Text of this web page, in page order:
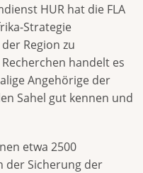
HUR hat die FLA
Strategie
Region zu
handelt es
Angehörige der
Sahel gut kennen und
etwa 2500
der Sicherung der